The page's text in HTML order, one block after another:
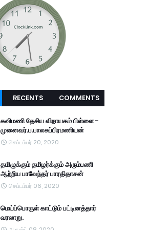
RECENTS COMMENTS
கவிமணி தேசிய விநாயகம் பிள்ளை -
முனைவர்.ப.பாலசுப்பிரமணியன்
செப்டம்பர் 20, 2020
தமிழுக்கும் தமிழர்க்கும் அரும்பணி
ஆற்றிய பாவேந்தர் பாரதிதாசன்
செப்டம்பர் 06, 2020
மெய்ப்பொருள் காட்டும் பட்டினத்தார்
வரலாறு.